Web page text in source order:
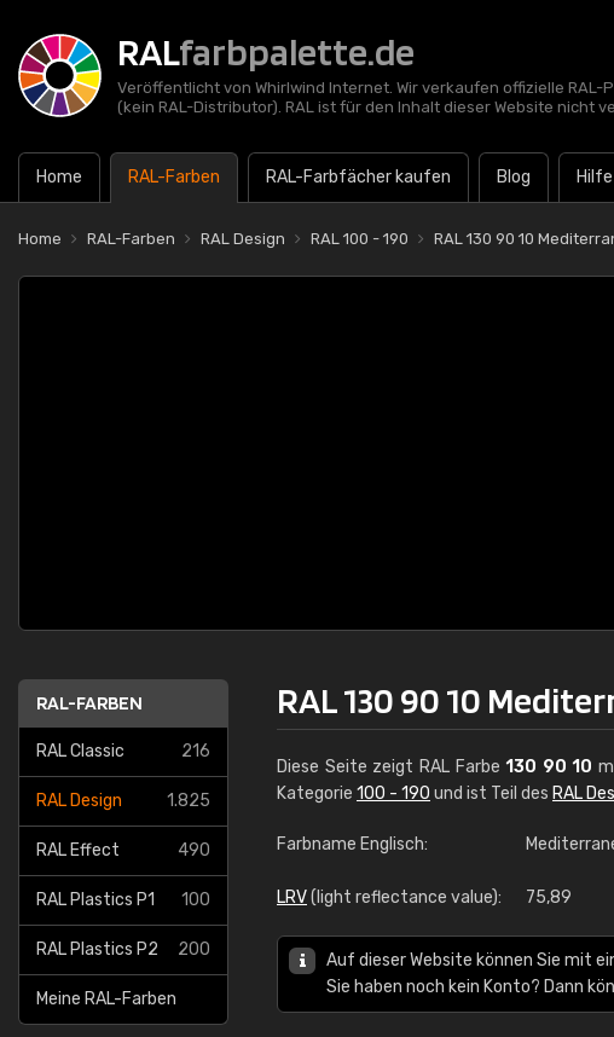
RALfarbpalette.de
Veröffentlicht von Whirlwind Internet. Wir verkaufen offizielle RAL-
(kein RAL-Distributor). RAL ist für den Inhalt dieser Website nicht
Home RAL-Farben RAL-Farbfächer kaufen Blog Hilfe
Home RAL-Farben RAL Design RAL 100 - 190 RAL 130 90 10
RAL-FARBEN
RAL Classic 216
RAL Design 1.825
RAL Effect 490
RAL Plastics P1 100
RAL Plastics P2 200
Meine RAL-Farben
RAL 130 90 10
Diese Seite zeigt RAL Farbe130 90 10
Kategorie 100 - 190 und ist Teil des RAL
Farbname Englisch:
LRV(light reflectance value): 75,89
Auf dieser Website können Sie mit
Sie haben noch kein Konto? Dann